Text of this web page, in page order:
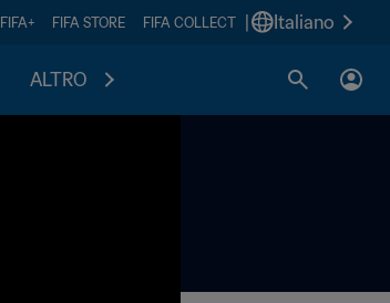
FIFA+ FIFA STORE FIFA COLLECT Italiano
ALTRO